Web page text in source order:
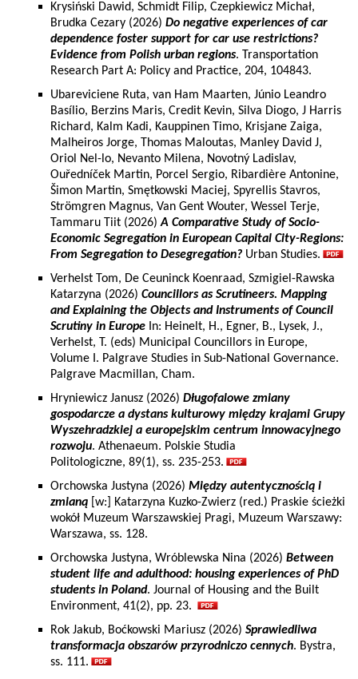
Krysiński Dawid, Schmidt Filip, Czepkiewicz Michał,
Brudka Cezary (2026) Do negative experiences of car
dependence foster support for car use restrictions?
Evidence from Polish urban regions. Transportation
Research Part A: Policy and Practice, 204, 104843.
Ubareviciene Ruta, van Ham Maarten, Júnio Leandro
Basílio, Berzins Maris, Credit Kevin, Silva Diogo, J Harris
Richard, Kalm Kadi, Kauppinen Timo, Krisjane Zaiga,
Malheiros Jorge, Thomas Maloutas, Manley David J,
Oriol Nel-lo, Nevanto Milena, Novotný Ladislav,
Ouředníček Martin, Porcel Sergio, Ribardière Antonine,
Šimon Martin, Smętkowski Maciej, Spyrellis Stavros,
Strömgren Magnus, Van Gent Wouter, Wessel Terje,
Tammaru Tiit (2026)A Comparative Study of Socio-
Economic Segregation in European Capital City-Regions:
From Segregation to Desegregation? Urban Studies.
Verhelst Tom, De Ceuninck Koenraad, Szmigiel-Rawska
Katarzyna (2026) Councillors as Scrutineers. Mapping
and Explaining the Objects and Instruments of Council
Scrutiny in Europe In: Heinelt, H., Egner, B., Lysek, J.,
Verhelst, T. (eds) Municipal Councillors in Europe,
Volume I. Palgrave Studies in Sub-National Governance.
Palgrave Macmillan, Cham.
Hryniewicz Janusz (2026) Długofalowe zmiany
gospodarcze a dystans kulturowy między krajami Grupy
Wyszehradzkiej a europejskim centrum innowacyjnego
rozwoju. Athenaeum. Polskie Studia
Politologiczne, 89(1), ss. 235-253.
Orchowska Justyna (2026) Między autentycznością i
zmianą [w:] Katarzyna Kuzko-Zwierz (red.) Praskie ścieżki
wokół Muzeum Warszawskiej Pragi, Muzeum Warszawy:
Warszawa, ss. 128.
Orchowska Justyna, Wróblewska Nina (2026) Between
student life and adulthood: housing experiences of PhD
students in Poland. Journal of Housing and the Built
Environment, 41(2), pp. 23.
Rok Jakub, Boćkowski Mariusz (2026) Sprawiedliwa
transformacja obszarów przyrodniczo cennych. Bystra,
ss. 111.